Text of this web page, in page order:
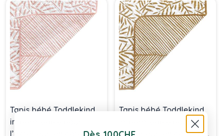
Tapis bébé Toddlekind
imperméable pour
l’extérieur, en coton bio,
Tapis bébé Toddlekind
l’extérieur, en coton bio,